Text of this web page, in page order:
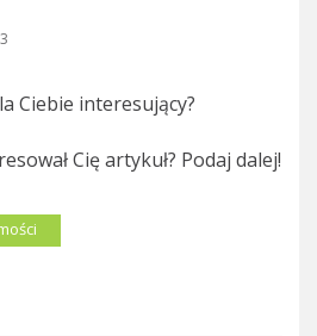
Ciebie interesujący?
Cię artykuł? Podaj dalej!